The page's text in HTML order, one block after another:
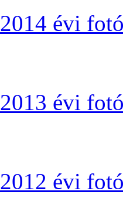
2014 évi
2013 évi
2012 évi